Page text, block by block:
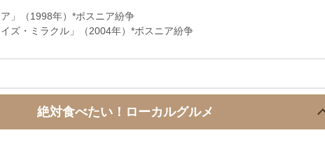
」（1998年）*ボスニア紛争
イズ・ミラクル」（2004年）*ボスニア紛争
絶対食べたい！ローカルグルメ